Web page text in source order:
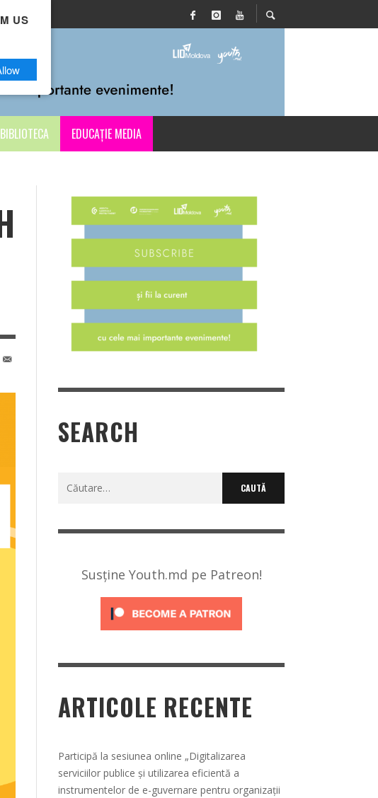
BIBLIOTECA EDUCAȚIE MEDIA
SEARCH
Caută
Susține Youth.md pe Patreon!
ARTICOLE RECENTE
Participă la sesiunea online „Digitalizarea
serviciilor publice și utilizarea eficientă a
instrumentelor de e-guvernare pentru organizații
US